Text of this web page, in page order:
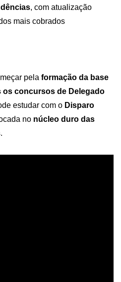
, com atualização
mais cobrados
pela formação da base
concursos de Delegado
estudar com o Disparo
no núcleo duro das
.